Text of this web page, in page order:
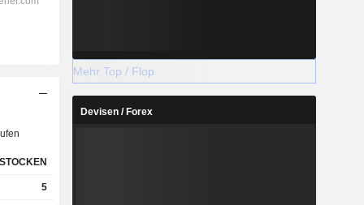
5
Mehr Top / Flop
Devisen / Forex